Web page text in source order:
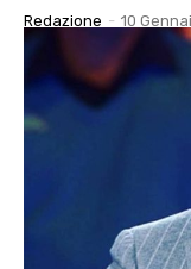
Redazione - 10